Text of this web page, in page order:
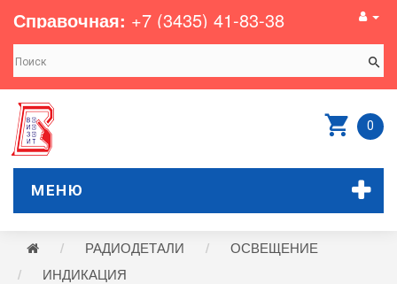
Справочная: +7 (3435) 41-83-38
0
МЕНЮ
РАДИОДЕТАЛИ
ОСВЕЩЕНИЕ
ИНДИКАЦИЯ